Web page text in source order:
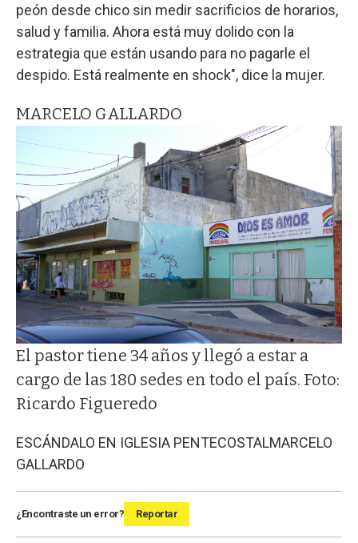
peón desde chico sin medir sacrificios de horarios,
salud y familia. Ahora está muy dolido con la
estrategia que están usando para no pagarle el
despido. Está realmente en shock", dice la mujer.
MARCELO GALLARDO
El pastor tiene 34 años y llegó a estar a
cargo de las 180 sedes en todo el país. Foto:
Ricardo Figueredo
ESCÁNDALO EN IGLESIA PENTECOSTALMARCELO
GALLARDO
¿Encontraste un error? Reportar